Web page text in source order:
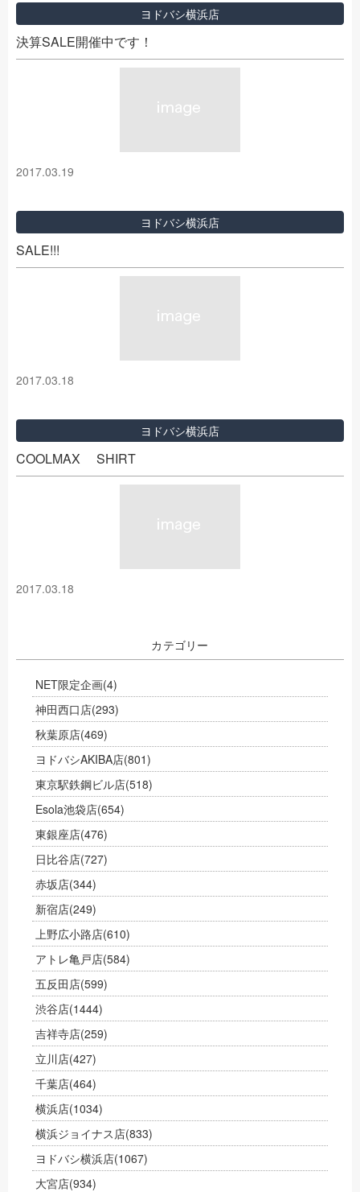
ヨドバシ横浜店
決算SALE開催中です！
2017.03.19
ヨドバシ横浜店
SALE!!!
2017.03.18
ヨドバシ横浜店
COOLMAX SHIRT
2017.03.18
カテゴリー
NET限定企画(4)
神田西口店(293)
秋葉原店(469)
ヨドバシAKIBA店(801)
東京駅鉄鋼ビル店(518)
Esola池袋店(654)
東銀座店(476)
日比谷店(727)
赤坂店(344)
新宿店(249)
上野広小路店(610)
アトレ亀戸店(584)
五反田店(599)
渋谷店(1444)
吉祥寺店(259)
立川店(427)
千葉店(464)
横浜店(1034)
横浜ジョイナス店(833)
ヨドバシ横浜店(1067)
大宮店(934)